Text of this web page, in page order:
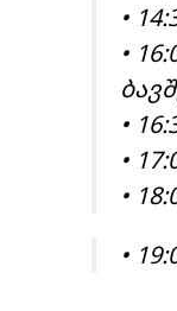
•
•
•
•
•
•